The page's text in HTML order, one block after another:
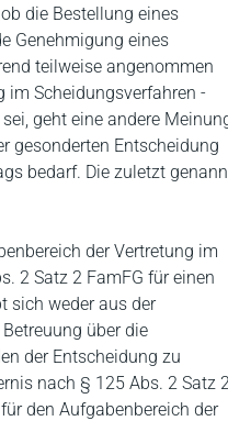
die Bestellung eines
Genehmigung eines
teilweise angenommen
im Scheidungsverfahren -
geht eine andere
gesonderten Entscheidung
bedarf. Die zuletzt
der Vertretung im
2 Satz 2 FamFG für einen
sich weder aus der
über die
der Entscheidung zu
nach § 125 Abs. 2 Satz
den Aufgabenbereich der